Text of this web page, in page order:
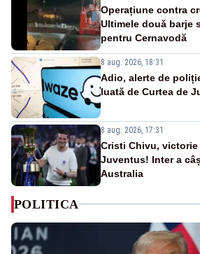
Operațiune contra
Ultimele două barje
pentru Cernavodă
8 aug. 2026, 18:31
Adio, alerte de
luată de Curtea de
8 aug. 2026, 17:31
Cristi Chivu, victorie
Juventus! Inter a
Australia
POLITICA